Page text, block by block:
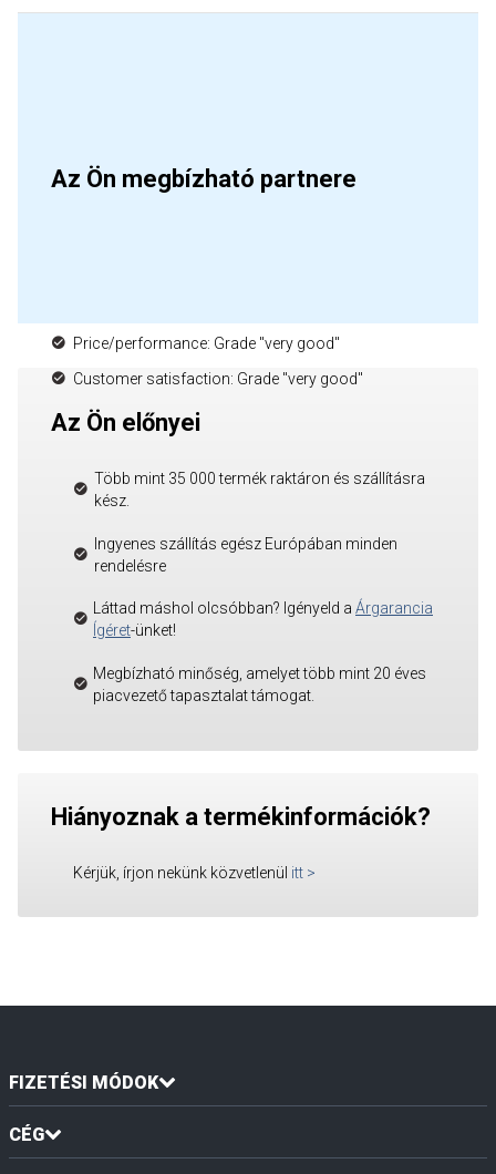
Az Ön megbízható partnere
Price/performance: Grade "very good"
Customer satisfaction: Grade "very good"
Az Ön előnyei
Több mint 35 000 termék raktáron és szállításra
kész.
Ingyenes szállítás egész Európában minden
rendelésre
Láttad máshol olcsóbban? Igényeld a Árgarancia
Ígéret-ünket!
Megbízható minőség, amelyet több mint 20 éves
piacvezető tapasztalat támogat.
Hiányoznak a termékinformációk?
Kérjük, írjon nekünk közvetlenül itt >
FIZETÉSI MÓDOK
CÉG